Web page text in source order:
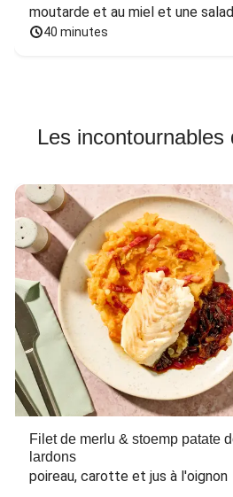
moutarde et au miel et une
40 minutes
Les incontournables
Filet de merlu & stoemp patate
lardons
poireau, carotte et jus à l'oignon